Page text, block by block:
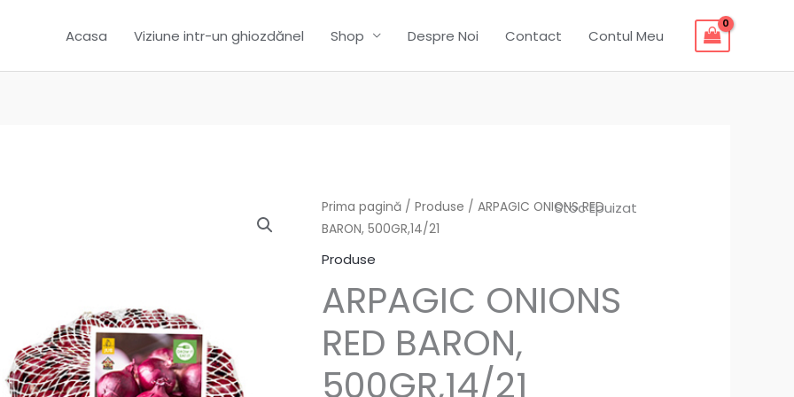
Acasa Viziune intr-un ghiozdănel Shop Despre Noi Contact Contul Meu
Stoc Epuizat
Prima pagină /Produse / ARPAGIC ONIONS RED
BARON, 500GR,14/21
Produse
ARPAGIC ONIONS
RED BARON,
500GR,14/21